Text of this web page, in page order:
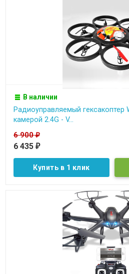
В наличии
Радиоуправляемый гексакоптер
камерой 2.4G - V...
6 900₽
6 435 ₽
Купить в 1 клик